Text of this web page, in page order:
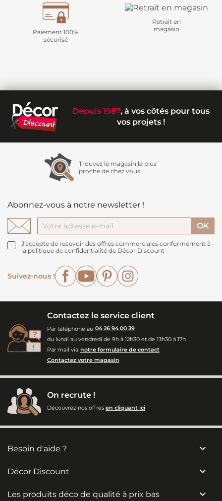
Paiement 100%
sécurisé
Retrait en
magasin
Depuis 1987, à vos côtés pour tous
vos projets !
Trouvez le magasin le plus
proche de chez vous
Abonnez-vous à notre newsletter !
J'accepte de recevoir des offres commerciales conformément à
la politique de confidentialité de Décor Discount
Suivez-nous !
FacebookYouTubePinterest
Contactez le service client
Par téléphone au 04 26 94 00 39
du lundi au vendredi de 9h à 12h30 et de 13h30 à 17h
Par mail via notre formulaire de contact
Contactez votre magasin
On recrute !
Découvrez nos offres en cliquant ici
Besoin d'aide ? 
Décor Discount 
Les produits déco de qualité à prix bas 